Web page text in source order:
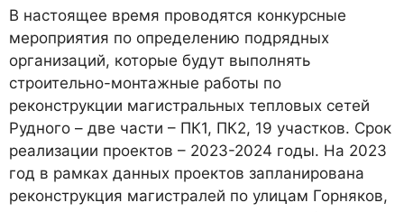
В настоящее время проводятся конкурсные
мероприятия по определению подрядных
организаций, которые будут выполнять
строительно-монтажные работы по
реконструкции магистральных тепловых сетей
Рудного – две части – ПК1, ПК2, 19 участков. Срок
реализации проектов – 2023-2024 годы. На 2023
год в рамках данных проектов запланирована
реконструкция магистралей по улицам Горняков,